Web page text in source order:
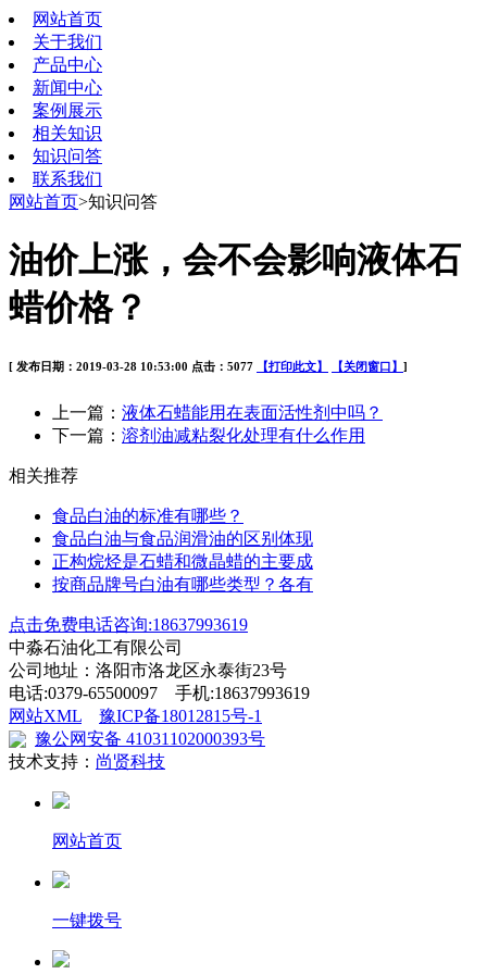
网站首页
关于我们
产品中心
新闻中心
案例展示
相关知识
知识问答
联系我们
网站首页>知识问答
油价上涨，会不会影响液体石
蜡价格？
[ 发布日期：2019-03-28 10:53:00 点击：5077 【打印此文】 【关闭窗口】 ]
上一篇： 液体石蜡能用在表面活性剂中吗？
下一篇： 溶剂油减粘裂化处理有什么作用
相关推荐
食品白油的标准有哪些？
食品白油与食品润滑油的区别体现
正构烷烃是石蜡和微晶蜡的主要成
按商品牌号白油有哪些类型？各有
点击免费电话咨询:18637993619
中淼石油化工有限公司
公司地址：洛阳市洛龙区永泰街23号
电话:0379-65500097 手机:18637993619
网站XML
豫ICP备18012815号-1
豫公网安备 41031102000393号
技术支持： 尚贤科技
网站首页
一键拨号